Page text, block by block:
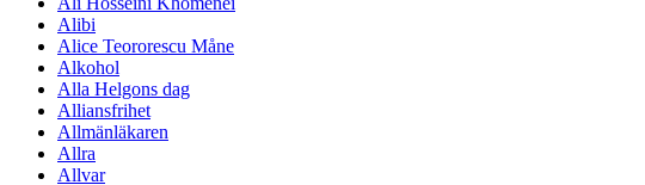
Alibi
Alice Teororescu Måne
Alkohol
Alla Helgons dag
Alliansfrihet
Allmänläkaren
Allra
Allvar